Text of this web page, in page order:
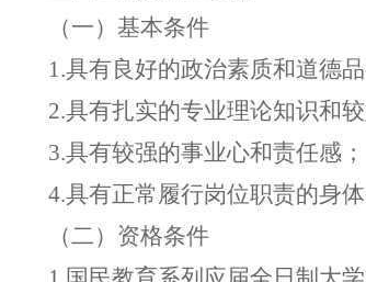
（一） 基本条件
1 .具有良好的政治素质和道德
2.具有扎实的专业理论知识和
3.具有较强的事业心和责任感 ；
4.具有正常履行岗位职责的身
（二） 资格条件